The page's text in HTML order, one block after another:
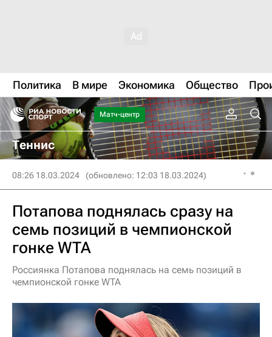
Политика В мире Экономика Общество
Матч-центр
Теннис
08:26 18.03.2024 (обновлено: 12:03 18.03.2024)
Потапова поднялась сразу на
семь позиций в чемпионской
гонке WTA
Россиянка Потапова поднялась на семь позиций в
чемпионской гонке WTA